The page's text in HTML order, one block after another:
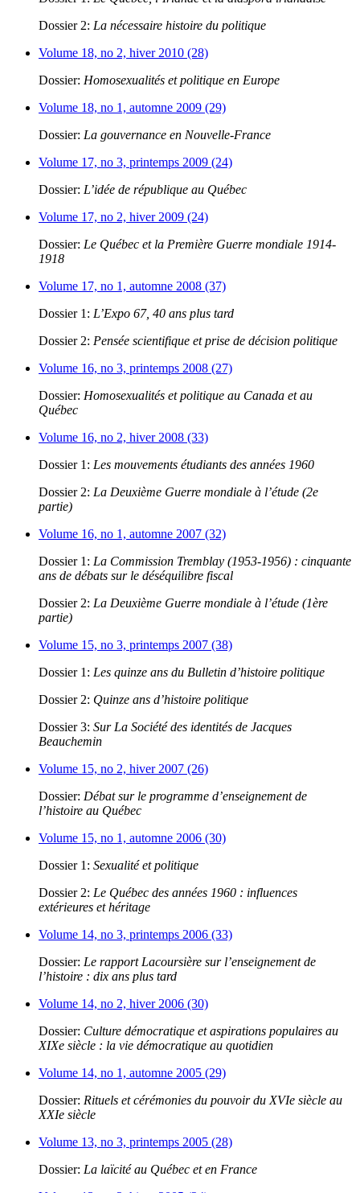
Dossier 2: La nécessaire histoire du politique
Volume 18, no 2, hiver 2010 (28)
Dossier: Homosexualités et politique en Europe
Volume 18, no 1, automne 2009 (29)
Dossier: La gouvernance en Nouvelle-France
Volume 17, no 3, printemps 2009 (24)
Dossier: L’idée de république au Québec
Volume 17, no 2, hiver 2009 (24)
Dossier: Le Québec et la Première Guerre mondiale 1914-
1918
Volume 17, no 1, automne 2008 (37)
Dossier 1: L’Expo 67, 40 ans plus tard
Dossier 2: Pensée scientifique et prise de décision politique
Volume 16, no 3, printemps 2008 (27)
Dossier: Homosexualités et politique au Canada et au
Québec
Volume 16, no 2, hiver 2008 (33)
Dossier 1: Les mouvements étudiants des années 1960
Dossier 2: La Deuxième Guerre mondiale à l’étude (2e
partie)
Volume 16, no 1, automne 2007 (32)
Dossier 1: La Commission Tremblay (1953-1956) : cinquante
ans de débats sur le déséquilibre fiscal
Dossier 2: La Deuxième Guerre mondiale à l’étude (1ère
partie)
Volume 15, no 3, printemps 2007 (38)
Dossier 1: Les quinze ans du Bulletin d’histoire politique
Dossier 2: Quinze ans d’histoire politique
Dossier 3: Sur La Société des identités de Jacques
Beauchemin
Volume 15, no 2, hiver 2007 (26)
Dossier: Débat sur le programme d’enseignement de
l’histoire au Québec
Volume 15, no 1, automne 2006 (30)
Dossier 1: Sexualité et politique
Dossier 2: Le Québec des années 1960 : influences
extérieures et héritage
Volume 14, no 3, printemps 2006 (33)
Dossier: Le rapport Lacoursière sur l’enseignement de
l’histoire : dix ans plus tard
Volume 14, no 2, hiver 2006 (30)
Dossier: Culture démocratique et aspirations populaires au
XIXe siècle : la vie démocratique au quotidien
Volume 14, no 1, automne 2005 (29)
Dossier: Rituels et cérémonies du pouvoir du XVIe siècle au
XXIe siècle
Volume 13, no 3, printemps 2005 (28)
Dossier: La laïcité au Québec et en France